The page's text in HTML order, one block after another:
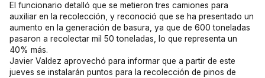
El funcionario detalló que se metieron tres camiones para
auxiliar en la recolección, y reconoció que se ha presentado un
aumento en la generación de basura, ya que de 600 toneladas
pasaron a recolectar mil 50 toneladas, lo que representa un
40% más.
Javier Valdez aprovechó para informar que a partir de este
jueves se instalarán puntos para la recolección de pinos de